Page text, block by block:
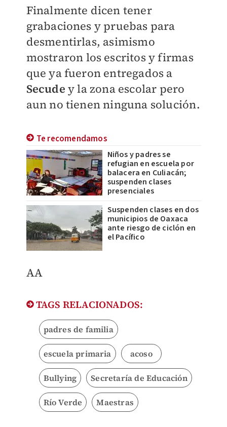
Finalmente dicen tener
grabaciones y pruebas para
desmentirlas, asimismo
mostraron los escritos y firmas
que ya fueron entregados a
Secude y la zona escolar pero
aun no tienen ninguna solución.
Te recomendamos
Niños y padres se
refugian en escuela por
balacera en Culiacán;
suspenden clases
presenciales
Suspenden clases en dos
municipios de Oaxaca
ante riesgo de ciclón en
el Pacífico
AA
TAGS RELACIONADOS:
padres de familia
escuela primaria acoso
Bullying Secretaría de Educación
Río Verde Maestras